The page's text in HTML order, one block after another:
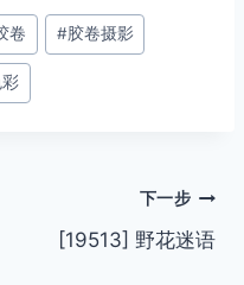
卷 #胶卷摄影
下一步
[19513] 野花迷语